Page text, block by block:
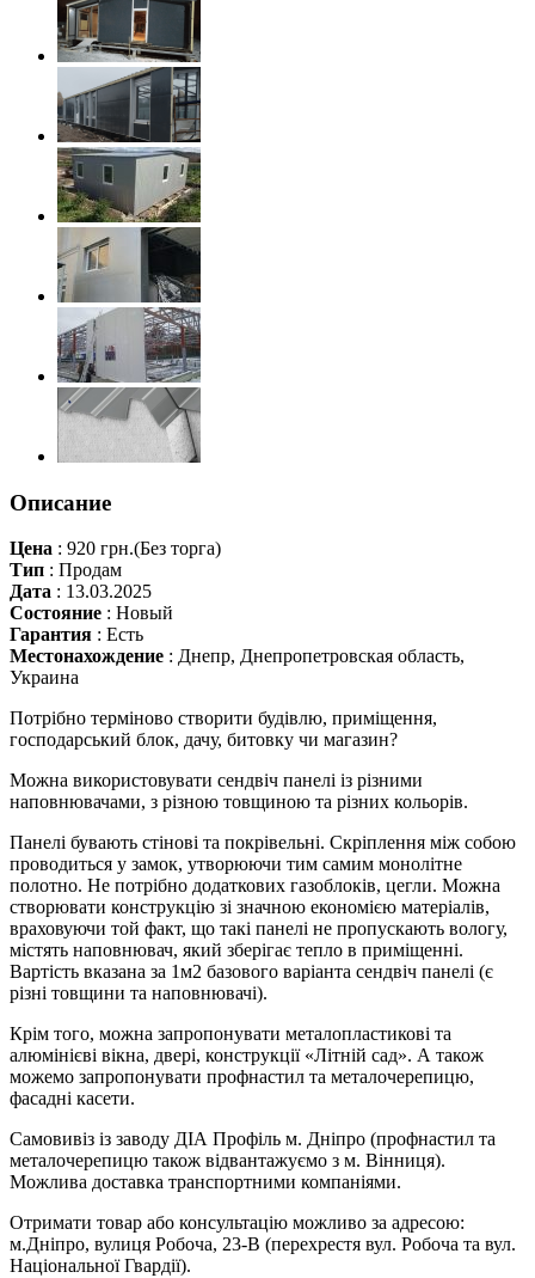
Описание
Цена : 920 грн.(Без торга)
Тип : Продам
Дата : 13.03.2025
Состояние : Новый
Гарантия : Есть
Местонахождение : Днепр, Днепропетровская область,
Украина
Потрібно терміново створити будівлю, приміщення,
господарський блок, дачу, битовку чи магазин?
Можна використовувати сендвіч панелі із різними
наповнювачами, з різною товщиною та різних кольорів.
Панелі бувають стінові та покрівельні. Скріплення між собою
проводиться у замок, утворюючи тим самим монолітне
полотно. Не потрібно додаткових газоблоків, цегли. Можна
створювати конструкцію зі значною економією матеріалів,
враховуючи той факт, що такі панелі не пропускають вологу,
містять наповнювач, який зберігає тепло в приміщенні.
Вартість вказана за 1м2 базового варіанта сендвіч панелі (є
різні товщини та наповнювачі).
Крім того, можна запропонувати металопластикові та
алюмінієві вікна, двері, конструкції «Літній сад». А також
можемо запропонувати профнастил та металочерепицю,
фасадні касети.
Самовивіз із заводу ДІА Профіль м. Дніпро (профнастил та
металочерепицю також відвантажуємо з м. Вінниця).
Можлива доставка транспортними компаніями.
Отримати товар або консультацію можливо за адресою:
м.Дніпро, вулиця Робоча, 23-В (перехрестя вул. Робоча та вул.
Національної Гвардії).